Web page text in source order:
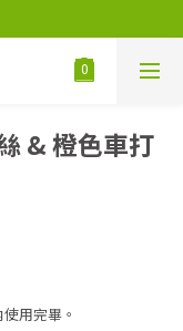
& 橙色車打
用完畢。